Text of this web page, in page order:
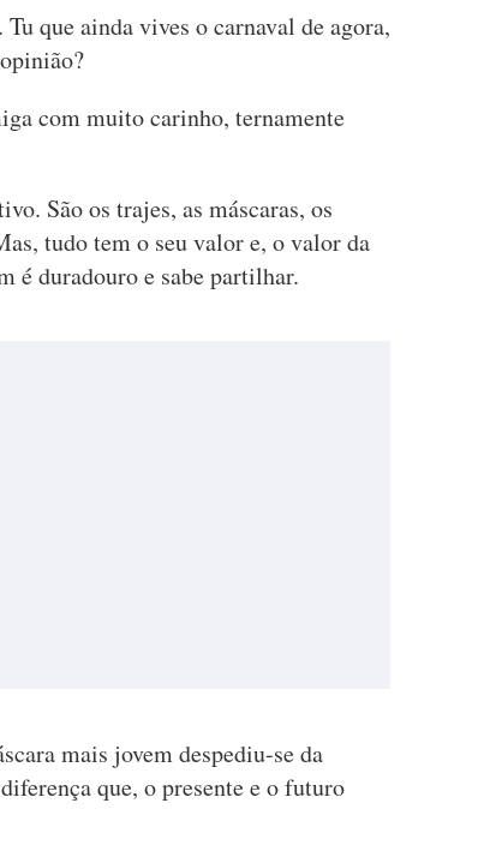
que ainda vives o carnaval de agora,
com muito carinho, ternamente
São os trajes, as máscaras, os
tudo tem o seu valor e, o valor da
é duradouro e sabe partilhar.
mais jovem despediu-se da
que, o presente e o futuro